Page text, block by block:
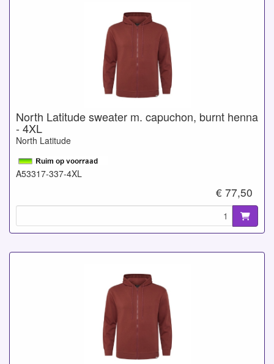
North Latitude sweater m. capuchon, burnt henna
- 4XL
North Latitude
A53317-337-4XL
€ 77,50